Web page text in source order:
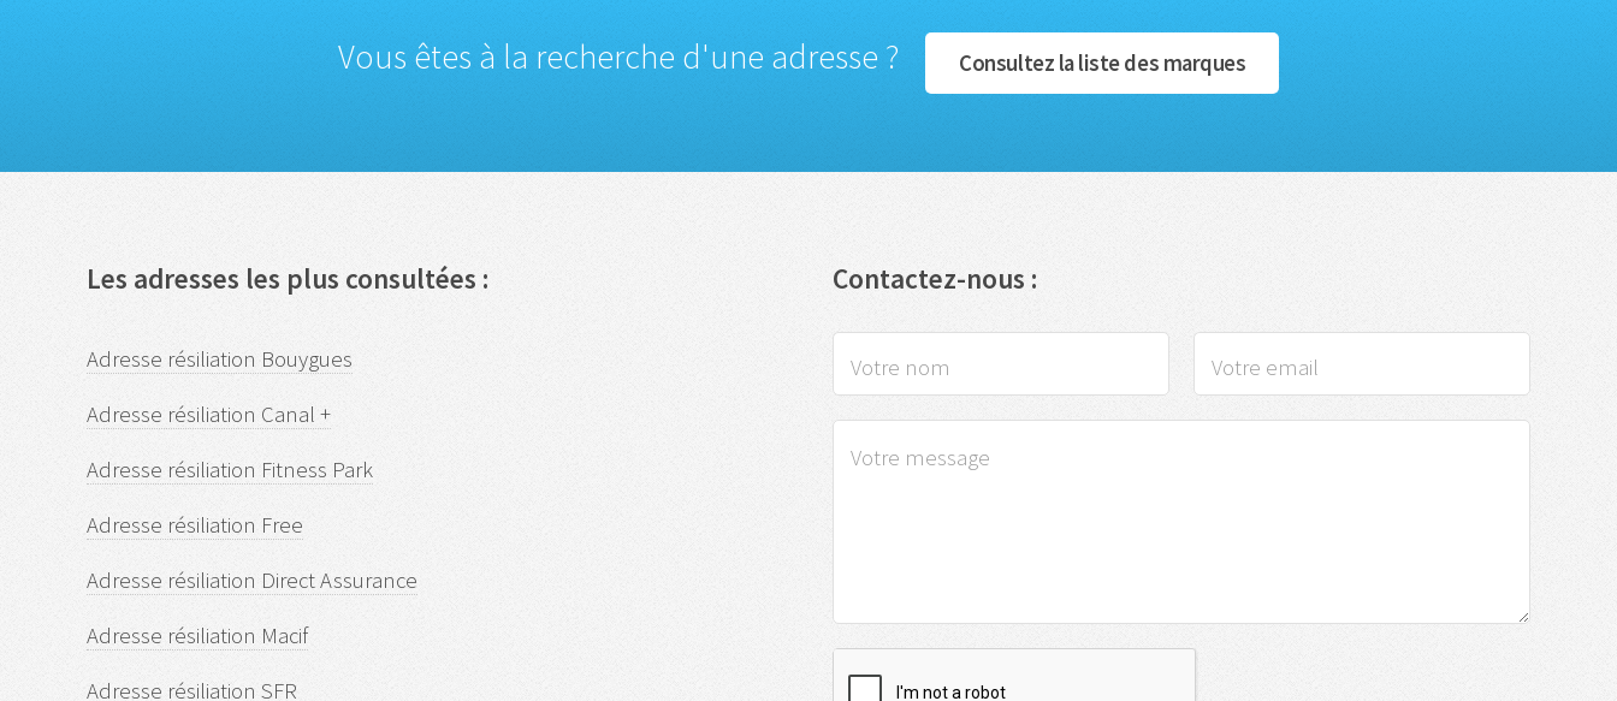
Vous êtes à la recherche d'une adresse ? Consultez la liste des marques
Les adresses les plus consultées :
Adresse résiliation Bouygues
Adresse résiliation Canal +
Adresse résiliation Fitness Park
Adresse résiliation Free
Adresse résiliation Direct Assurance
Adresse résiliation Macif
Adresse résiliation SFR
Contactez-nous :